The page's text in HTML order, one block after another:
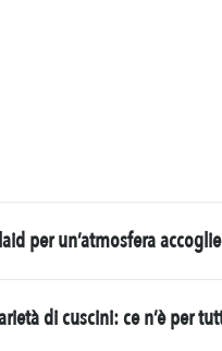
per un’atmosfera
di cuscini: ce n’è per